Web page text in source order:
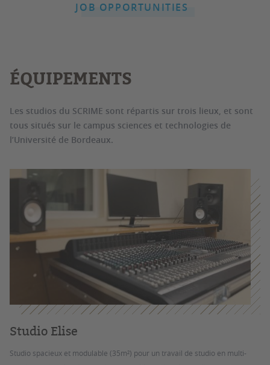
JOB OPPORTUNITIES
ÉQUIPEMENTS
Les studios du SCRIME sont répartis sur trois lieux, et sont
tous situés sur le campus sciences et technologies de
l’Université de Bordeaux.
Studio Elise
Studio spacieux et modulable (35m²) pour un travail de studio en multi-